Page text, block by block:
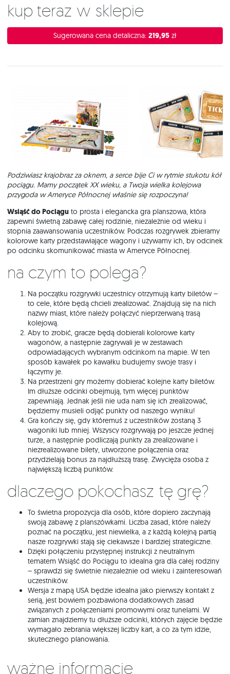
Kup teraz w sklepie
Sugerowana cena detaliczna: 219,95 zł
Podziwiasz krajobraz za oknem, a serce bije Ci w rytmie stukotu kół
pociągu. Mamy początek XX wieku, a Twoja wielka kolejowa
przygoda w Ameryce Północnej właśnie się rozpoczyna!
Wsiąść do Pociągu to prosta i elegancka gra planszowa, która
zapewni świetną zabawę całej rodzinie, niezależnie od wieku i
stopnia zaawansowania uczestników. Podczas rozgrywek zbieramy
kolorowe karty przedstawiające wagony i używamy ich, by odcinek
po odcinku skomunikować miasta w Ameryce Północnej.
Na czym to polega?
Na początku rozgrywki uczestnicy otrzymują karty biletów –
to cele, które będą chcieli zrealizować. Znajdują się na nich
nazwy miast, które należy połączyć nieprzerwaną trasą
kolejową.
Aby to zrobić, gracze będą dobierali kolorowe karty
wagonów, a następnie zagrywali je w zestawach
odpowiadających wybranym odcinkom na mapie. W ten
sposób kawałek po kawałku budujemy swoje trasy i
łączymy je.
Na przestrzeni gry możemy dobierać kolejne karty biletów.
Im dłuższe odcinki obejmują, tym więcej punktów
zapewniają. Jednak jeśli nie uda nam się ich zrealizować,
będziemy musieli odjąć punkty od naszego wyniku!
Gra kończy się, gdy któremuś z uczestników zostaną 3
wagoniki lub mniej. Wszyscy rozgrywają po jeszcze jednej
turze, a następnie podliczają punkty za zrealizowane i
niezrealizowane bilety, utworzone połączenia oraz
przydzielają bonus za najdłuższą trasę. Zwycięża osoba z
największą liczbą punktów.
Dlaczego pokochasz tę grę?
To świetna propozycja dla osób, które dopiero zaczynają
swoją zabawę z planszówkami. Liczba zasad, które należy
poznać na początku, jest niewielka, a z każdą kolejną partią
nasze rozgrywki stają się ciekawsze i bardziej strategiczne.
Dzięki połączeniu przystępnej instrukcji z neutralnym
tematem Wsiąść do Pociągu to idealna gra dla całej rodziny
– sprawdzi się świetnie niezależnie od wieku i zainteresowań
uczestników.
Wersja z mapą USA będzie idealna jako pierwszy kontakt z
serią, jest bowiem pozbawiona dodatkowych zasad
związanych z połączeniami promowymi oraz tunelami. W
zamian znajdziemy tu dłuższe odcinki, których zajęcie będzie
wymagało zebrania większej liczby kart, a co za tym idzie,
skutecznego planowania.
Ważne informacje